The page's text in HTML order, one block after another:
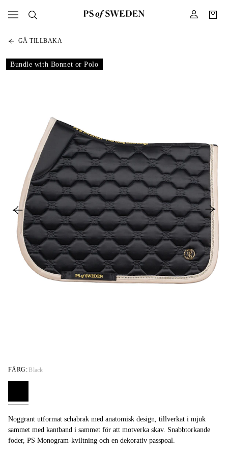
GÅ TILLBAKA
Bundle with Bonnet or Polo
Noggrant utformat schabrak med anatomisk design, tillverkat i mjuk
sammet med kantband i sammet för att motverka skav. Snabbtorkande
foder, PS Monogram-kviltning och en dekorativ passpoal.
FÄRG: Black